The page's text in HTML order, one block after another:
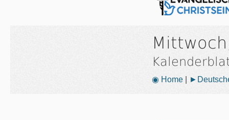
◉ Home|